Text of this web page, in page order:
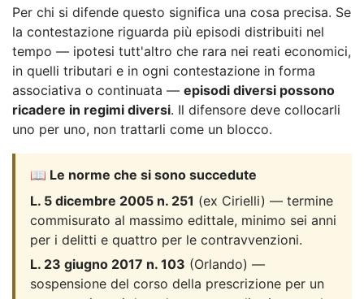
Per chi si difende questo significa una cosa precisa. Se
la contestazione riguarda più episodi distribuiti nel
tempo — ipotesi tutt'altro che rara nei reati economici,
in quelli tributari e in ogni contestazione in forma
associativa o continuata — episodi diversi possono
ricadere in regimi diversi. Il difensore deve collocarli
uno per uno, non trattarli come un blocco.
📖 Le norme che si sono succedute
L. 5 dicembre 2005 n. 251 (ex Cirielli) — termine
commisurato al massimo edittale, minimo sei anni
per i delitti e quattro per le contravvenzioni.
L. 23 giugno 2017 n. 103 (Orlando) —
sospensione del corso della prescrizione per un